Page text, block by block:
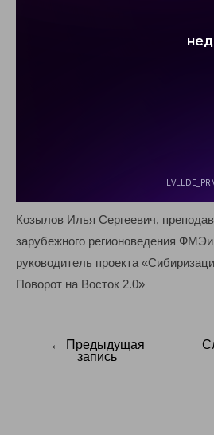
Козылов Илья Сергеевич,
зарубежного регионоведения
руководитель проекта
Поворот на Восток 2.0»
Навигация← Предыдущая
запись